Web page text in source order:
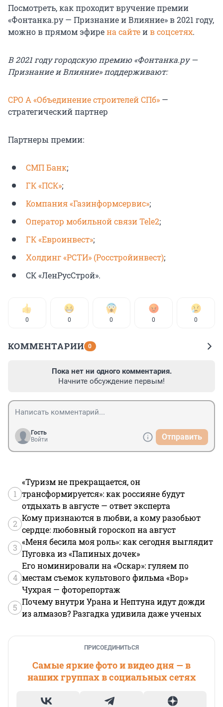
Посмотреть, как проходит вручение премии
«Фонтанка.ру — Признание и Влияние» в 2021 году,
можно в прямом эфирена сайтеив соцсетях.
В 2021 году городскую премию «Фонтанка.ру —
Признание и Влияние» поддерживают:
СРО А «Объединение строителей СПб» —
стратегический партнер
Партнеры премии:
СМП Банк;
ГК «ПСК»;
Компания «Газинформсервис»;
Оператор мобильной связи Tele2;
ГК «Евроинвест»;
Холдинг «РСТИ» (Росстройинвест);
СК «ЛенРусСтрой».
0 0 0 0 0
КОММЕНТАРИИ 0
Пока нет ни одного комментария.
Начните обсуждение первым!
Гость
Войти
Отправить
1
«Туризм не прекращается, он
трансформируется»: как россияне будут
отдыхать в августе — ответ эксперта
2
Кому признаются в любви, а кому разобьют
сердце: любовный гороскоп на август
3
«Меня бесила моя роль»: как сегодня выглядит
Пуговка из «Папиных дочек»
4
Его номинировали на «Оскар»: гуляем по
местам съемок культового фильма «Вор»
Чухрая — фоторепортаж
5
Почему внутри Урана и Нептуна идут дожди
из алмазов? Разгадка удивила даже ученых
ПРИСОЕДИНИТЬСЯ
Самые яркие фото и видео дня — в
наших группах в социальных сетях